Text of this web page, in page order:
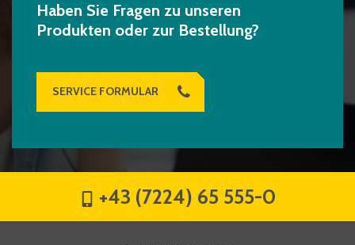
Haben Sie Fragen zu unseren
Produkten oder zur Bestellung?
SERVICE FORMULAR
+43 (7224) 65 555-0